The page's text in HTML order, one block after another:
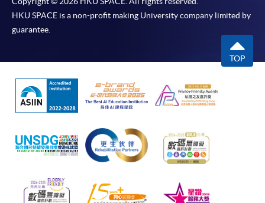
(「通知」)，請填妥有關「通知」，並親往報名中
心或以郵遞方式，遞交「通知」及繳交所需費用。
有關繳費詳情，請參閱付款方法。如對報名程序有任
人或報名中心。
選用網上報名服務必須在已接駁互聯網及支援
JavaScript程式瀏覽器的電腦上進行。建議選用
申請人不應閒置申請超過10分鐘。否則，申請人
HKU SPACE is a non-profit making University company limited by
guarantee.
TOP